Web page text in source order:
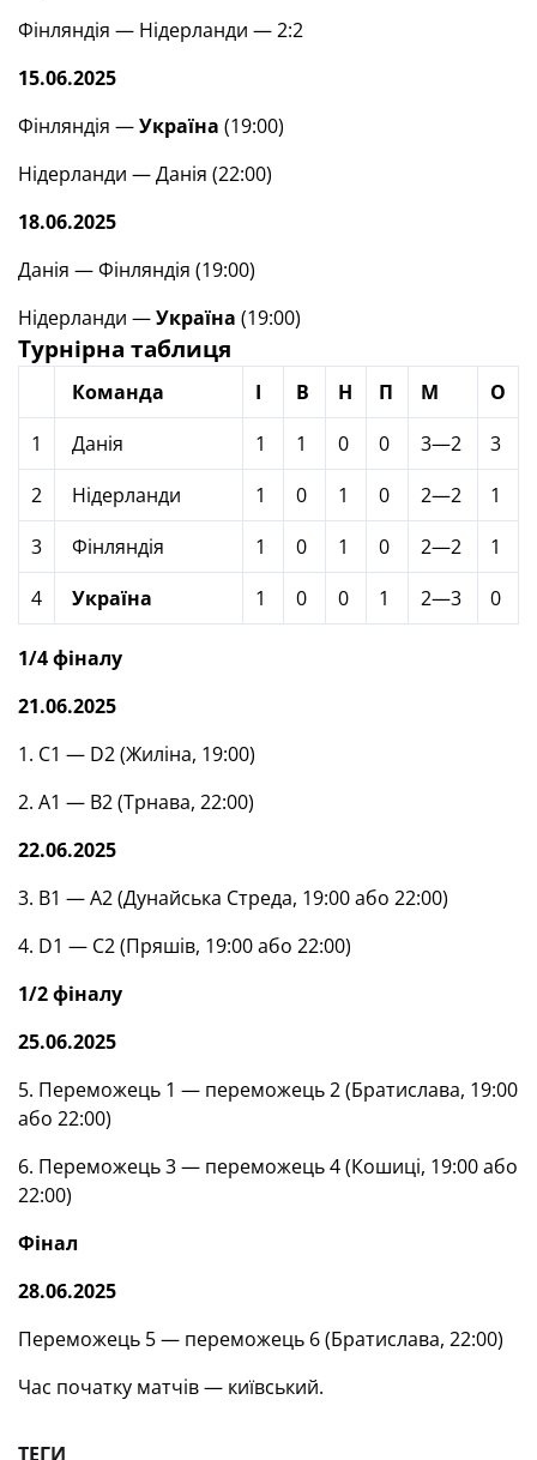
Фінляндія — Нідерланди — 2:2
15.06.2025
Фінляндія —Україна (19:00)
Нідерланди — Данія (22:00)
18.06.2025
Данія — Фінляндія (19:00)
Нідерланди —Україна (19:00)
Турнірна таблиця
Команда І В Н П М
О
1
Данія 1 1 0 0 3—2
3
2
Нідерланди 1 0 1 0 2—2
1
3
Фінляндія 1 0 1 0 2—2
1
4
Україна 1 0 0 1 2—3 0
1/4 фіналу
21.06.2025
1. С1 — D2 (Жиліна, 19:00)
2. А1 — В2 (Трнава, 22:00)
22.06.2025
3. В1 — А2 (Дунайська Стреда, 19:00 або 22:00)
4. D1 — С2 (Пряшів, 19:00 або 22:00)
1/2 фіналу
25.06.2025
5. Переможець 1 — переможець 2 (Братислава, 19:00
або 22:00)
6. Переможець 3 — переможець 4 (Кошиці, 19:00 або
22:00)
Фінал
28.06.2025
Переможець 5 — переможець 6 (Братислава, 22:00)
Час початку матчів — київський.
ТЕГИ